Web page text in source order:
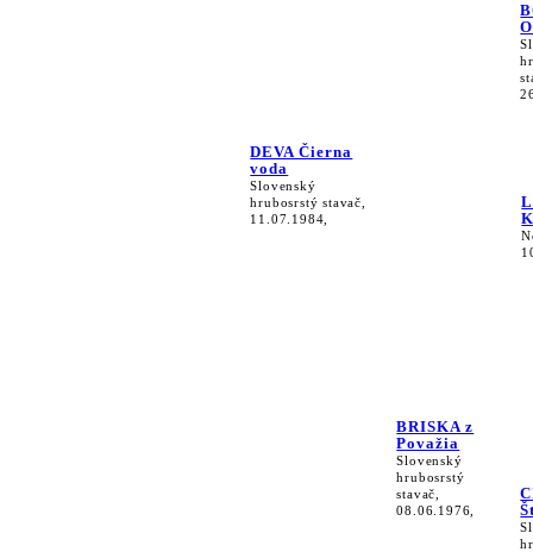
DEVA Čierna
voda
Slovenský
hrubosrstý stavač,
11.07.1984,
BRISKA z
Považia
Slovenský
hrubosrstý
stavač,
08.06.1976,